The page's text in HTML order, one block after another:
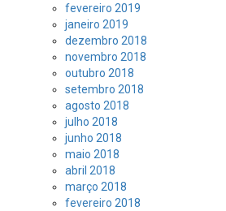
fevereiro 2019
janeiro 2019
dezembro 2018
novembro 2018
outubro 2018
setembro 2018
agosto 2018
julho 2018
junho 2018
maio 2018
abril 2018
março 2018
fevereiro 2018